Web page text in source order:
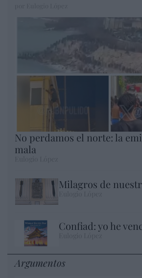
No perdamos el norte: la
mala
Milagros de
Confiad: yo he
Argumentos